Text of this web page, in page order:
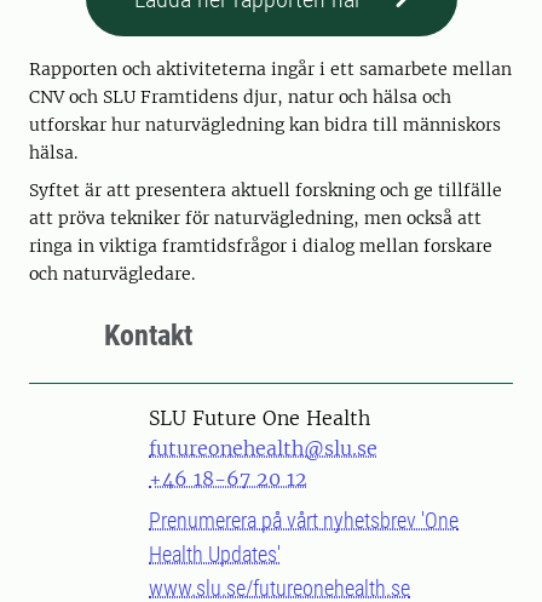
Rapporten och aktiviteterna ingår i ett samarbete mellan
CNV och SLU Framtidens djur, natur och hälsa och
utforskar hur naturvägledning kan bidra till människors
hälsa.
Syftet är att presentera aktuell forskning och ge tillfälle
att pröva tekniker för naturvägledning, men också att
ringa in viktiga framtidsfrågor i dialog mellan forskare
och naturvägledare.
Kontakt
SLU Future One Health
futureonehealth@slu.se
+46 18-67 20 12
Prenumerera på vårt nyhetsbrev 'One
Health Updates'
www.slu.se/futureonehealth.se